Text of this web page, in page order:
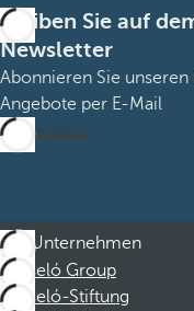
Bleiben Sie auf
Newsletter
Abonnieren Sie
Angebote per E-Mail
Abonnieren
Unternehmen
Barceló Group
Barceló-Stiftung